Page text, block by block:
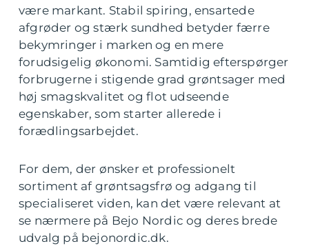
være markant. Stabil spiring, ensartede
afgrøder og stærk sundhed betyder færre
bekymringer i marken og en mere
forudsigelig økonomi. Samtidig efterspørger
forbrugerne i stigende grad grøntsager med
høj smagskvalitet og flot udseende
egenskaber, som starter allerede i
forædlingsarbejdet.
For dem, der ønsker et professionelt
sortiment af grøntsagsfrø og adgang til
specialiseret viden, kan det være relevant at
se nærmere på Bejo Nordic og deres brede
udvalg på bejonordic.dk.